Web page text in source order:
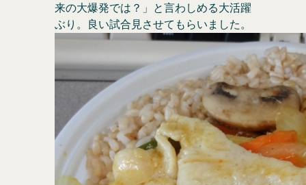
来の大爆発では？」と言わしめる大活躍
ぶり。良い試合見させてもらいました。